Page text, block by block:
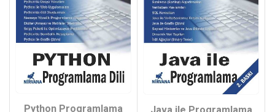
Python Programlama